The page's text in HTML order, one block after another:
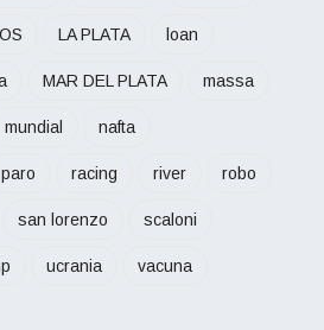
LA PLATA loan
MAR DEL PLATA massa
mundial nafta
paro racing river robo
san lorenzo scaloni
ucrania vacuna